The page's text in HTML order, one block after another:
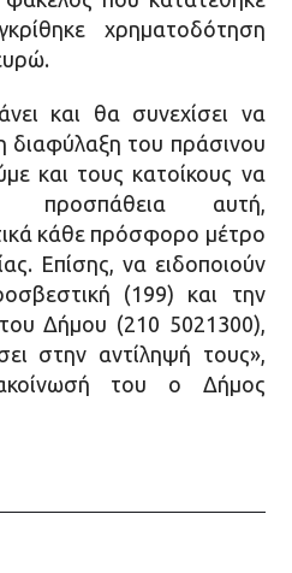
χρηματοδότηση
και θα συνεχίσει να
διαφύλαξη του πράσινου
και τους κατοίκους να
προσπάθεια αυτή,
κάθε πρόσφορο μέτρο
Επίσης, να ειδοποιούν
(199) και την
Δήμου (210 5021300),
στην αντίληψή τους»,
του ο Δήμος